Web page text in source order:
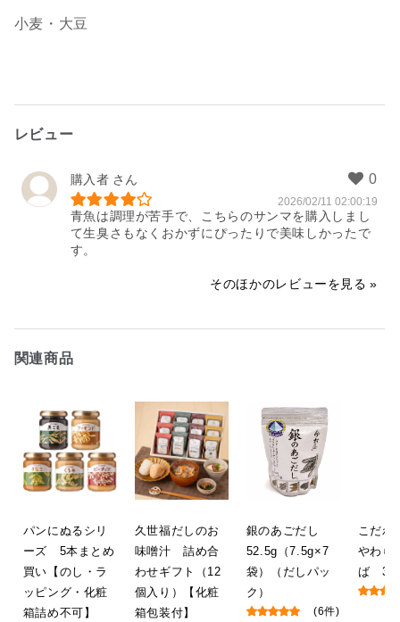
小麦・大豆
レビュー
購入者
2026/02/11 02:00:19
青魚は調理が苦手で、こちらのサンマを購入しまし
て生臭さもなくおかずにぴったりで美味しかったで
す。
そのほかのレビューを見る
関連商品
パンにぬるシリ
ーズ 5本まとめ
買い【のし・ラ
ッピング・化粧
箱詰め不可】
久世福だしのお
味噌汁 詰め合
わせギフト（12
個入り）【化粧
箱包装付】
銀のあごだし
52.5g（7.5g×7
袋）（だしパッ
ク）
(6件)
こだ
やわら
ば